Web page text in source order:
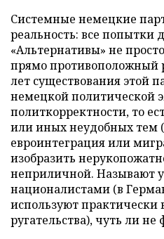
Системные немецкие
реальность: все попытки
«Альтернативы» не
прямо противоположный
лет существования этой
немецкой политической
политкорректности, то
или иных неудобных тем
евроинтеграция или
изобразить
неприличной. Называют
националистами (в
используют практически
ругательства), чуть ли